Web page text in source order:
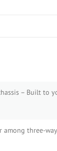
– Built to
among three-